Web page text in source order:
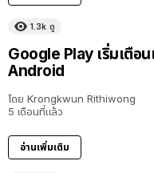
1.3k ดู
Google Play เริ่มเตือ
Android
โดย Krongkwun Rithiwong
5 เดือนที่แล้ว
อ่านเพิ่มเติม